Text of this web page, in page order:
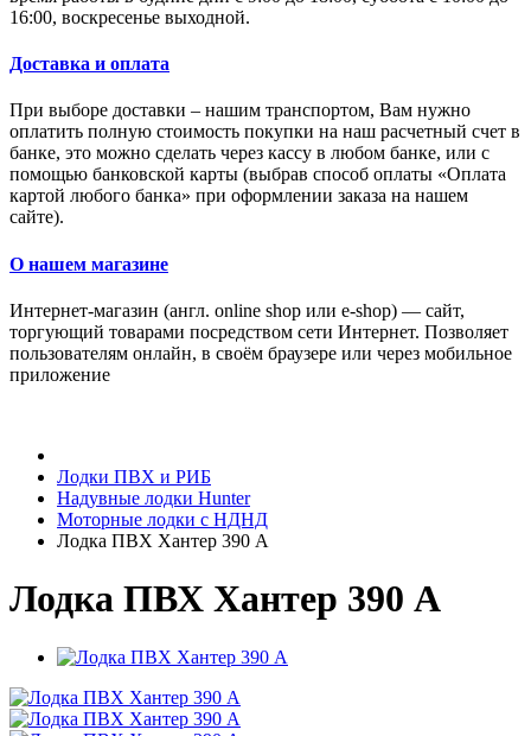
16:00, воскресенье выходной.
Доставка и оплата
При выборе доставки – нашим транспортом, Вам нужно
оплатить полную стоимость покупки на наш расчетный счет в
банке, это можно сделать через кассу в любом банке, или с
помощью банковской карты (выбрав способ оплаты «Оплата
картой любого банка» при оформлении заказа на нашем
сайте).
О нашем магазине
Интернет-магазин (англ. online shop или e-shop) — сайт,
торгующий товарами посредством сети Интернет. Позволяет
пользователям онлайн, в своём браузере или через мобильное
приложение
Лодки ПВХ и РИБ
Надувные лодки Hunter
Моторные лодки с НДНД
Лодка ПВХ Хантер 390 А
Лодка ПВХ Хантер 390 А